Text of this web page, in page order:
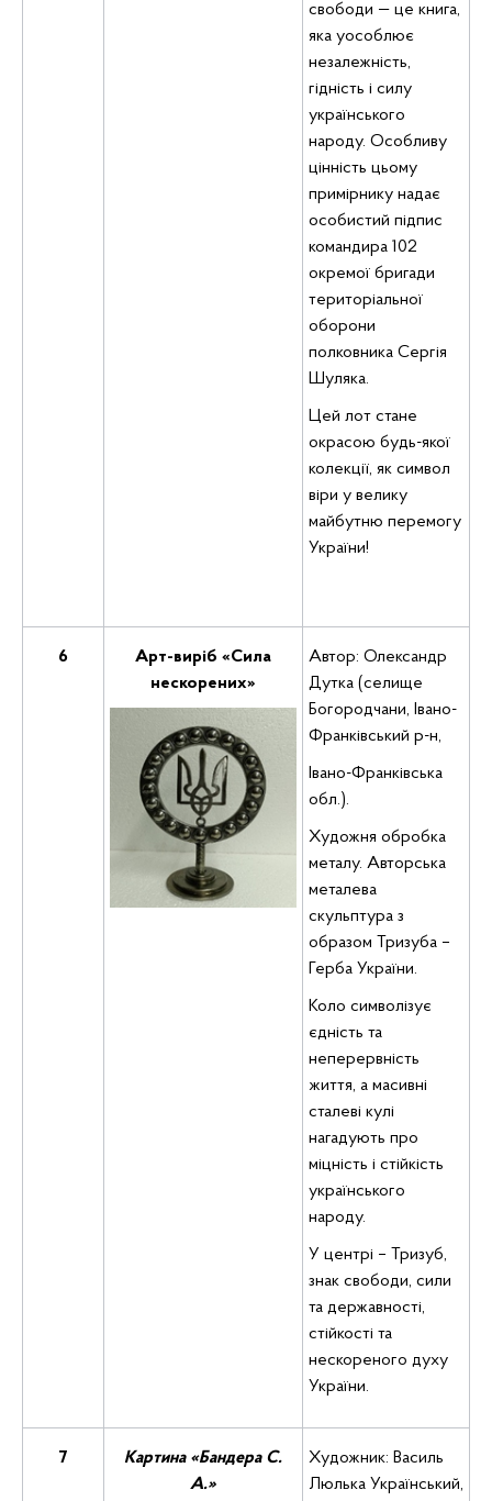
свободи — це книга,
яка уособлює
незалежність,
гідність і силу
українського
народу. Особливу
цінність цьому
примірнику надає
особистий підпис
командира 102
окремої бригади
територіальної
оборони
полковника Сергія
Шуляка.
Цей лот стане
окрасою будь-якої
колекції, як символ
віри у велику
майбутню перемогу
України!
6
Арт-виріб «Сила
нескорених»
Автор: Олександр
Дутка (селище
Богородчани, Івано-
Франківський р-н,
Івано-Франківська
обл.).
Художня обробка
металу. Авторська
металева
скульптура з
образом Тризуба –
Герба України.
Коло символізує
єдність та
неперервність
життя, а масивні
сталеві кулі
нагадують про
міцність і стійкість
українського
народу.
У центрі – Тризуб,
знак свободи, сили
та державності,
стійкості та
нескореного духу
України.
7
Картина «Бандера С.
А.»
Художник: Василь
Люлька Український,